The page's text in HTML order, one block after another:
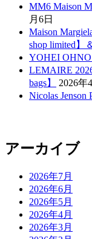
MM6 Maison
月6日
Maison
shop limited】
YOHEI OHNO
LEMAIRE
bags】
2026年
Nicolas Jenson
アーカイブ
2026年7月
2026年6月
2026年5月
2026年4月
2026年3月